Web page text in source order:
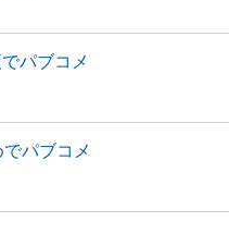
パブコメ
パブコメ